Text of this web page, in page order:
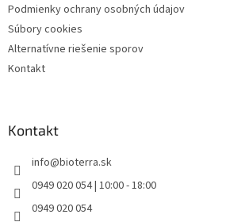
Podmienky ochrany osobných údajov
Súbory cookies
Alternatívne riešenie sporov
Kontakt
Kontakt
info@bioterra.sk
0949 020 054 | 10:00 - 18:00
0949 020 054